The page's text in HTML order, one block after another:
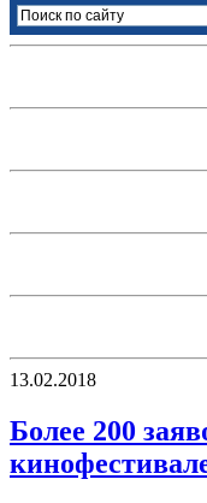
13.02.2018
Более 200